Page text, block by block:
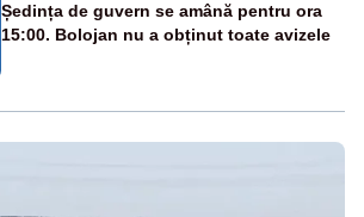
Ședința de guvern se amână pentru ora
15:00. Bolojan nu a obținut toate avizele